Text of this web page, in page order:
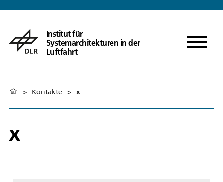
Institut für
Systemarchitekturen in der
Luftfahrt
> Kontakte > x
x